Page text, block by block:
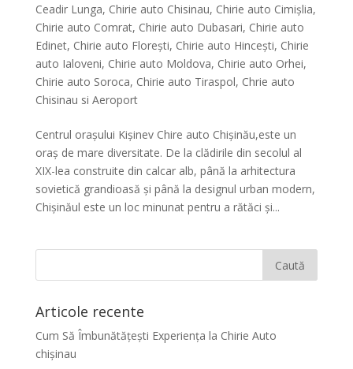
Ceadir Lunga, Chirie auto Chisinau, Chirie auto Cimișlia,
Chirie auto Comrat, Chirie auto Dubasari, Chirie auto
Edinet, Chirie auto Florești, Chirie auto Hinceşti, Chirie
auto Ialoveni, Chirie auto Moldova, Chirie auto Orhei,
Chirie auto Soroca, Chirie auto Tiraspol, Chrie auto
Chisinau si Aeroport
Centrul orașului Kișinev Chire auto Chișinău,este un
oraș de mare diversitate. De la clădirile din secolul al
XIX-lea construite din calcar alb, până la arhitectura
sovietică grandioasă și până la designul urban modern,
Chișinăul este un loc minunat pentru a rătăci și...
Articole recente
Cum Să Îmbunătățești Experiența la Chirie Auto
chişinau